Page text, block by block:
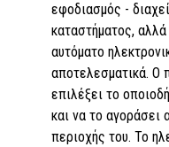
εφοδιασµός -
καταστήµατος,
αυτόµατο
αποτελεσµατικά. Ο
επιλέξει το
και να το αγοράσει
περιοχής του. Το